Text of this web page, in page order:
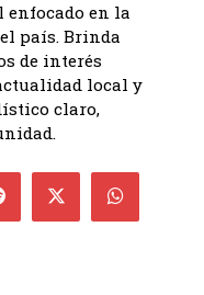
enfocado en la
país. Brinda
de interés
local y
claro,